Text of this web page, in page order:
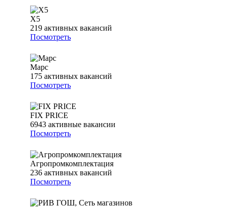
Х5
219 активных вакансий
Посмотреть
Марс
175 активных вакансий
Посмотреть
FIX PRICE
6943 активные вакансии
Посмотреть
Агропромкомплектация
236 активных вакансий
Посмотреть